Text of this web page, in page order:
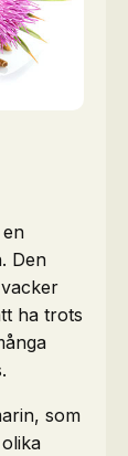
Den
ha trots
som